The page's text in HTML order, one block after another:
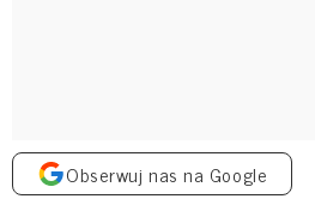
Obserwuj nas na Google